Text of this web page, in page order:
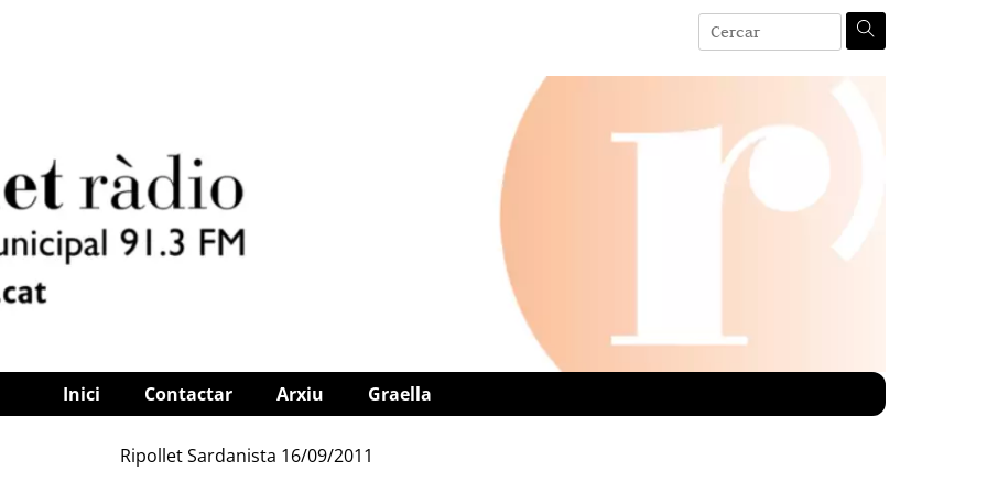
Inici Contactar Arxiu Graella
Ripollet Sardanista 16/09/2011